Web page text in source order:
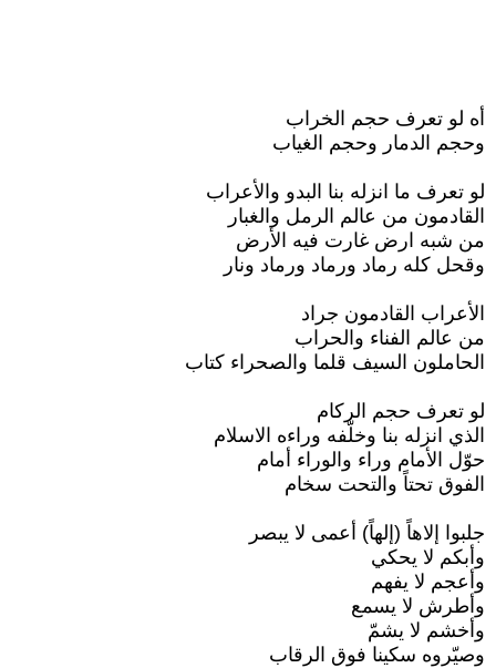
أه لو تعرف حجم الخراب
وحجم الدمار وحجم الغياب
لو تعرف ما انزله بنا البدو والأعراب
القادمون من عالم الرمل والغبار
من شبه ارض غارت فيه الأرض
وقحل كله رماد ورماد ورماد ونار
الأعراب القادمون جراد
من عالم الفناء والحراب
الحاملون السيف قلما والصحراء كتاب
لو تعرف حجم الركام
الذي انزله بنا وخلّفه وراءه الاسلام
حوّل الأمام وراء والوراء أمام
الفوق تحتاً والتحت سخام
جلبوا إلاهاً (إلهاً) أعمى لا يبصر
وأبكم لا يحكي
وأعجم لا يفهم
وأطرش لا يسمع
وأخشم لا يشمّ
وصيّروه سكينا فوق الرقاب